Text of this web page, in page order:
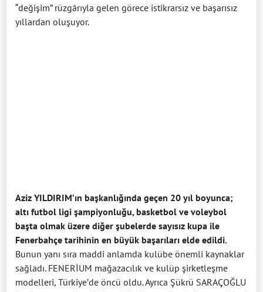
“değişim” rüzgârıyla gelen görece istikrarsız ve başarısız
yıllardan oluşuyor.
Aziz YILDIRIM’ın başkanlığında geçen 20 yıl boyunca;
altı futbol ligi şampiyonluğu, basketbol ve voleybol
başta olmak üzere diğer şubelerde sayısız kupa ile
Fenerbahçe tarihinin en büyük başarıları elde edildi.
Bunun yanı sıra maddi anlamda kulübe önemli kaynaklar
sağladı. FENERİUM mağazacılık ve kulüp şirketleşme
modelleri, Türkiye’de öncü oldu. Ayrıca Şükrü SARAÇOĞLU